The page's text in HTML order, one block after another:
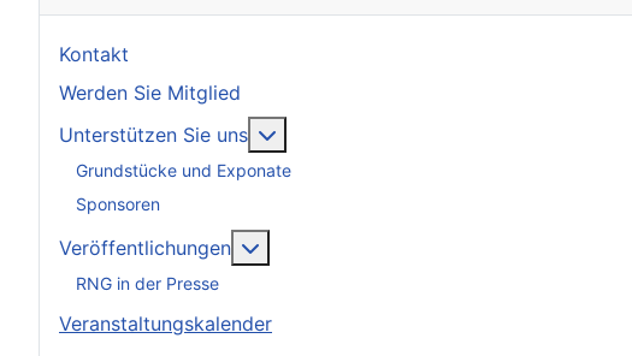
Kontakt
Werden Sie Mitglied
Unterstützen Sie uns
Grundstücke und Exponate
Sponsoren
Veröffentlichungen
RNG in der Presse
Veranstaltungskalender